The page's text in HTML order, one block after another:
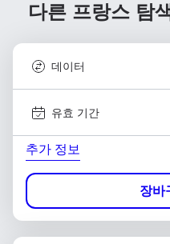
다른 프랑스 탐색
데이터
유효 기간
추가 정보
장바